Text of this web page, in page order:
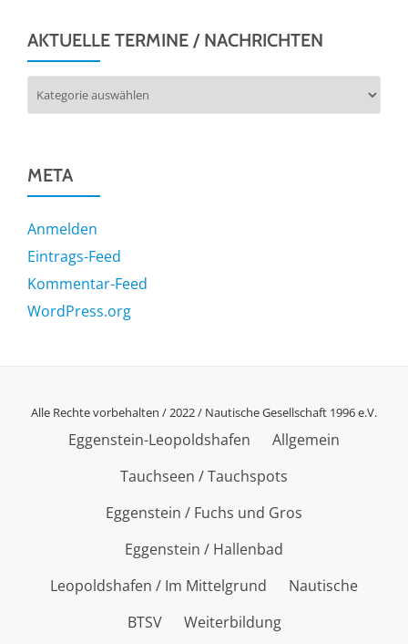
AKTUELLE TERMINE / NACHRICHTEN
Termine
META
Anmelden
Eintrags-Feed
Kommentar-Feed
WordPress.org
Alle Rechte vorbehalten / 2022 / Nautische Gesellschaft 1996 e.V.
SECONDARYEggenstein-Leopoldshafen
Allgemein
Tauchseen / Tauchspots
Eggenstein / Fuchs und Gros
Eggenstein / Hallenbad
Leopoldshafen / Im Mittelgrund
Nautische
BTSV
Weiterbildung